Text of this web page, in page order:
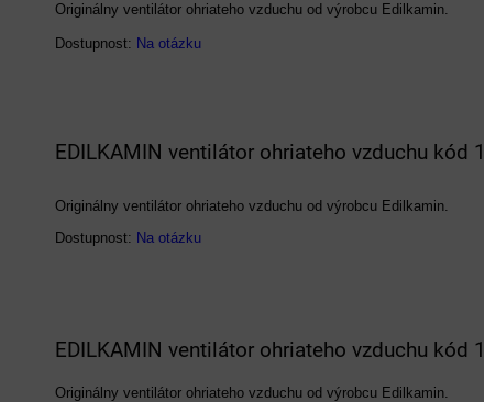
Originálny ventilátor ohriateho vzduchu od výrobcu Edilkamin.
Dostupnost: Na otázku
EDILKAMIN ventilátor ohriateho vzduchu kód
Originálny ventilátor ohriateho vzduchu od výrobcu Edilkamin.
Dostupnost: Na otázku
EDILKAMIN ventilátor ohriateho vzduchu kód
Originálny ventilátor ohriateho vzduchu od výrobcu Edilkamin.